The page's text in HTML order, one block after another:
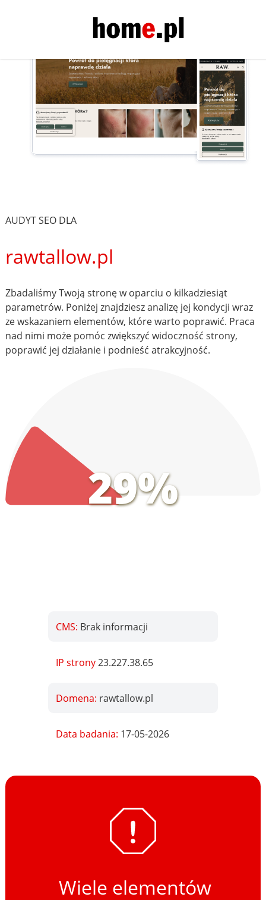
AUDYT SEO DLA
rawtallow.pl
Zbadaliśmy Twoją stronę w oparciu o kilkadziesiąt
parametrów. Poniżej znajdziesz analizę jej kondycji wraz
ze wskazaniem elementów, które warto poprawić. Praca
nad nimi może pomóc zwiększyć widoczność strony,
poprawić jej działanie i podnieść atrakcyjność.
29%
CMS: Brak informacji
IP strony23.227.38.65
Domena: rawtallow.pl
Data badania: 17-05-2026
Wiele elementów